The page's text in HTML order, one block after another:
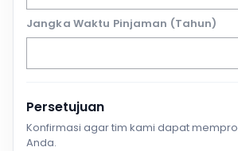
Jangka Waktu Pinjaman (Tahun)
Persetujuan
Konfirmasi agar tim kami dapat
Anda.